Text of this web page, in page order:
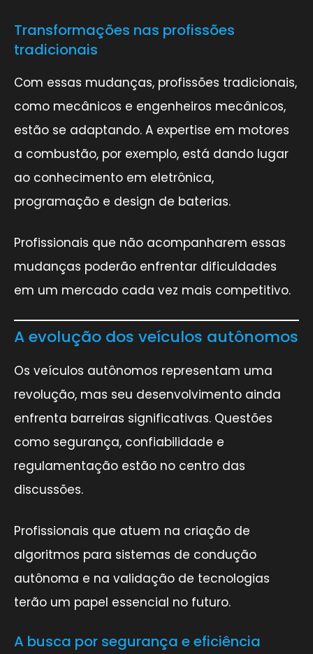
Transformações nas profissões
tradicionais
Com essas mudanças, profissões tradicionais,
como mecânicos e engenheiros mecânicos,
estão se adaptando. A expertise em motores
a combustão, por exemplo, está dando lugar
ao conhecimento em eletrônica,
programação e design de baterias.
Profissionais que não acompanharem essas
mudanças poderão enfrentar dificuldades
em um mercado cada vez mais competitivo.
A evolução dos veículos autônomos
Os veículos autônomos representam uma
revolução, mas seu desenvolvimento ainda
enfrenta barreiras significativas. Questões
como segurança, confiabilidade e
regulamentação estão no centro das
discussões.
Profissionais que atuem na criação de
algoritmos para sistemas de condução
autônoma e na validação de tecnologias
terão um papel essencial no futuro.
A busca por segurança e eficiência